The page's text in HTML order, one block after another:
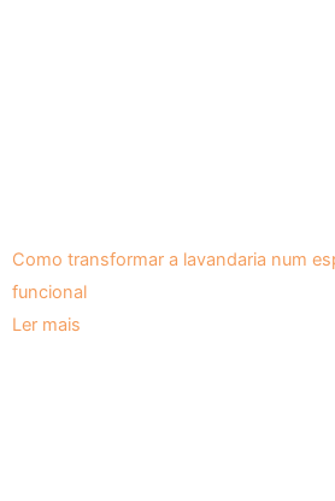
Como transformar a lavandaria num
funcional
Ler mais